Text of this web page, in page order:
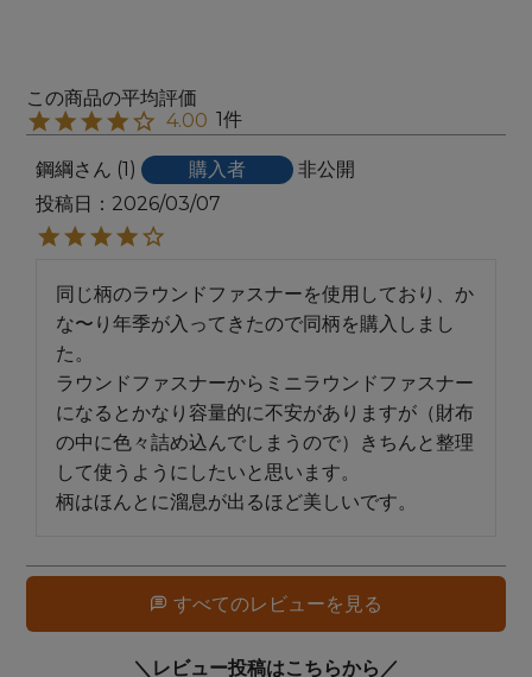
4.00 1
鋼綱 1 購入者
非公開
投稿日
2026/03/07
同じ柄のラウンドファスナーを使用しており、か
な〜り年季が入ってきたので同柄を購入しまし
た。
ラウンドファスナーからミニラウンドファスナー
になるとかなり容量的に不安がありますが（財布
の中に色々詰め込んでしまうので）きちんと整理
して使うようにしたいと思います。
柄はほんとに溜息が出るほど美しいです。
すべてのレビューを見る